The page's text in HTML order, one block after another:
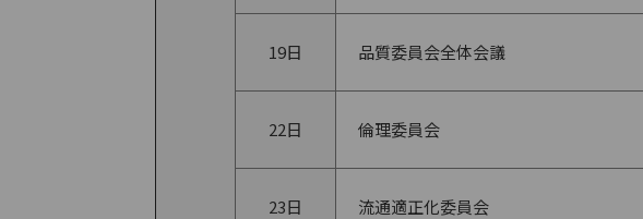
19日 品質委員会全体会議
22日 倫理委員会
23日 流通適正化委員会